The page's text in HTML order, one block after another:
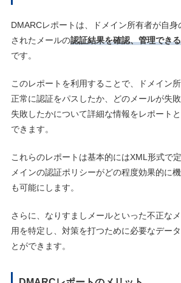
DMARCレポートは、ドメイン所有者が自
されたメールの認証結果を確認、管理でき
です。
このレポートを利用することで、ドメイン
正常に認証をパスしたか、どのメールが失
失敗したかについて詳細な情報をレポート
できます。
これらのレポートは基本的にはXML形式で
メインの認証ポリシーがどの程度効果的に
も可能にします。
さらに、なりすましメールといった不正な
用を特定し、対策を打つために必要なデー
とができます。